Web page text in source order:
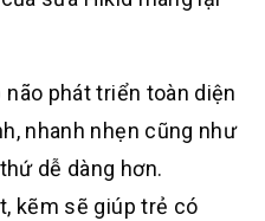
phát triển toàn diện
nhanh nhẹn cũng như
dễ dàng hơn.
kẽm sẽ giúp trẻ có